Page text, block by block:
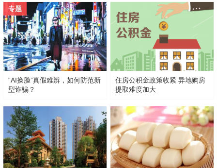
专题
“AI换脸”真假难辨，如何防范新
型诈骗？
住房公积金政策收紧 异地购房
提取难度加大